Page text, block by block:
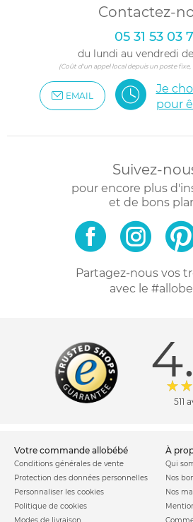
Contactez-
05 31 53 03
du lundi au vendredi de
(Coût d'un appel local depuis un poste
EMAIL
Je
pour
Suivez-
pour encore plus
et de bons
Partagez-nous vos
avec le
511
votre commande allobébé
Conditions générales de vente
Protection des données personnelles
Personnaliser les cookies
Politique de cookies
à
Qui
Nos
Nos